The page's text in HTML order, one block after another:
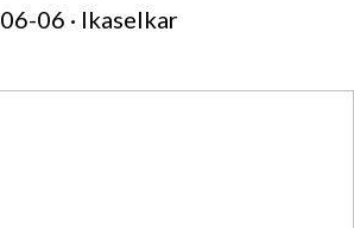
06 · Ikaselkar